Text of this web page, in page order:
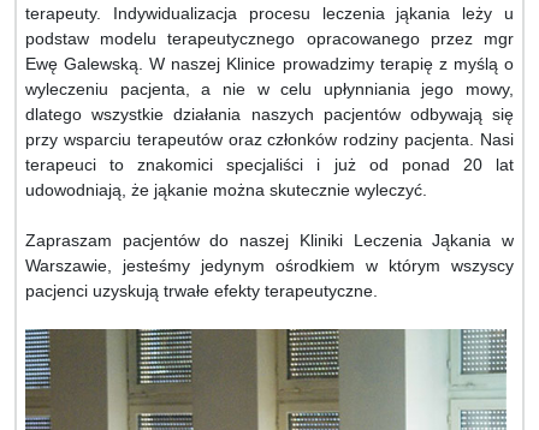
terapeuty. Indywidualizacja procesu leczenia jąkania leży u
podstaw modelu terapeutycznego opracowanego przez mgr
Ewę Galewską. W naszej Klinice prowadzimy terapię z myślą o
wyleczeniu pacjenta, a nie w celu upłynniania jego mowy,
dlatego wszystkie działania naszych pacjentów odbywają się
przy wsparciu terapeutów oraz członków rodziny pacjenta. Nasi
terapeuci to znakomici specjaliści i już od ponad 20 lat
udowodniają, że jąkanie można skutecznie wyleczyć.
Zapraszam pacjentów do naszej Kliniki Leczenia Jąkania w
Warszawie, jesteśmy jedynym ośrodkiem w którym wszyscy
pacjenci uzyskują trwałe efekty terapeutyczne.